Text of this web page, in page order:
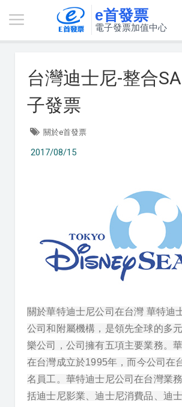
e首發票
電子發票加值中心
台灣迪士尼-整合
子發票
關於e首發票
2017/08/15
關於華特迪士尼公司在台灣 華特迪
公司和附屬機構，是領先全球的多
樂公司，公司擁有五項主要業務。
在台灣成立於1995年，而今公司在
名員工。華特迪士尼公司在台灣業
括迪士尼影業、迪士尼消費品、迪